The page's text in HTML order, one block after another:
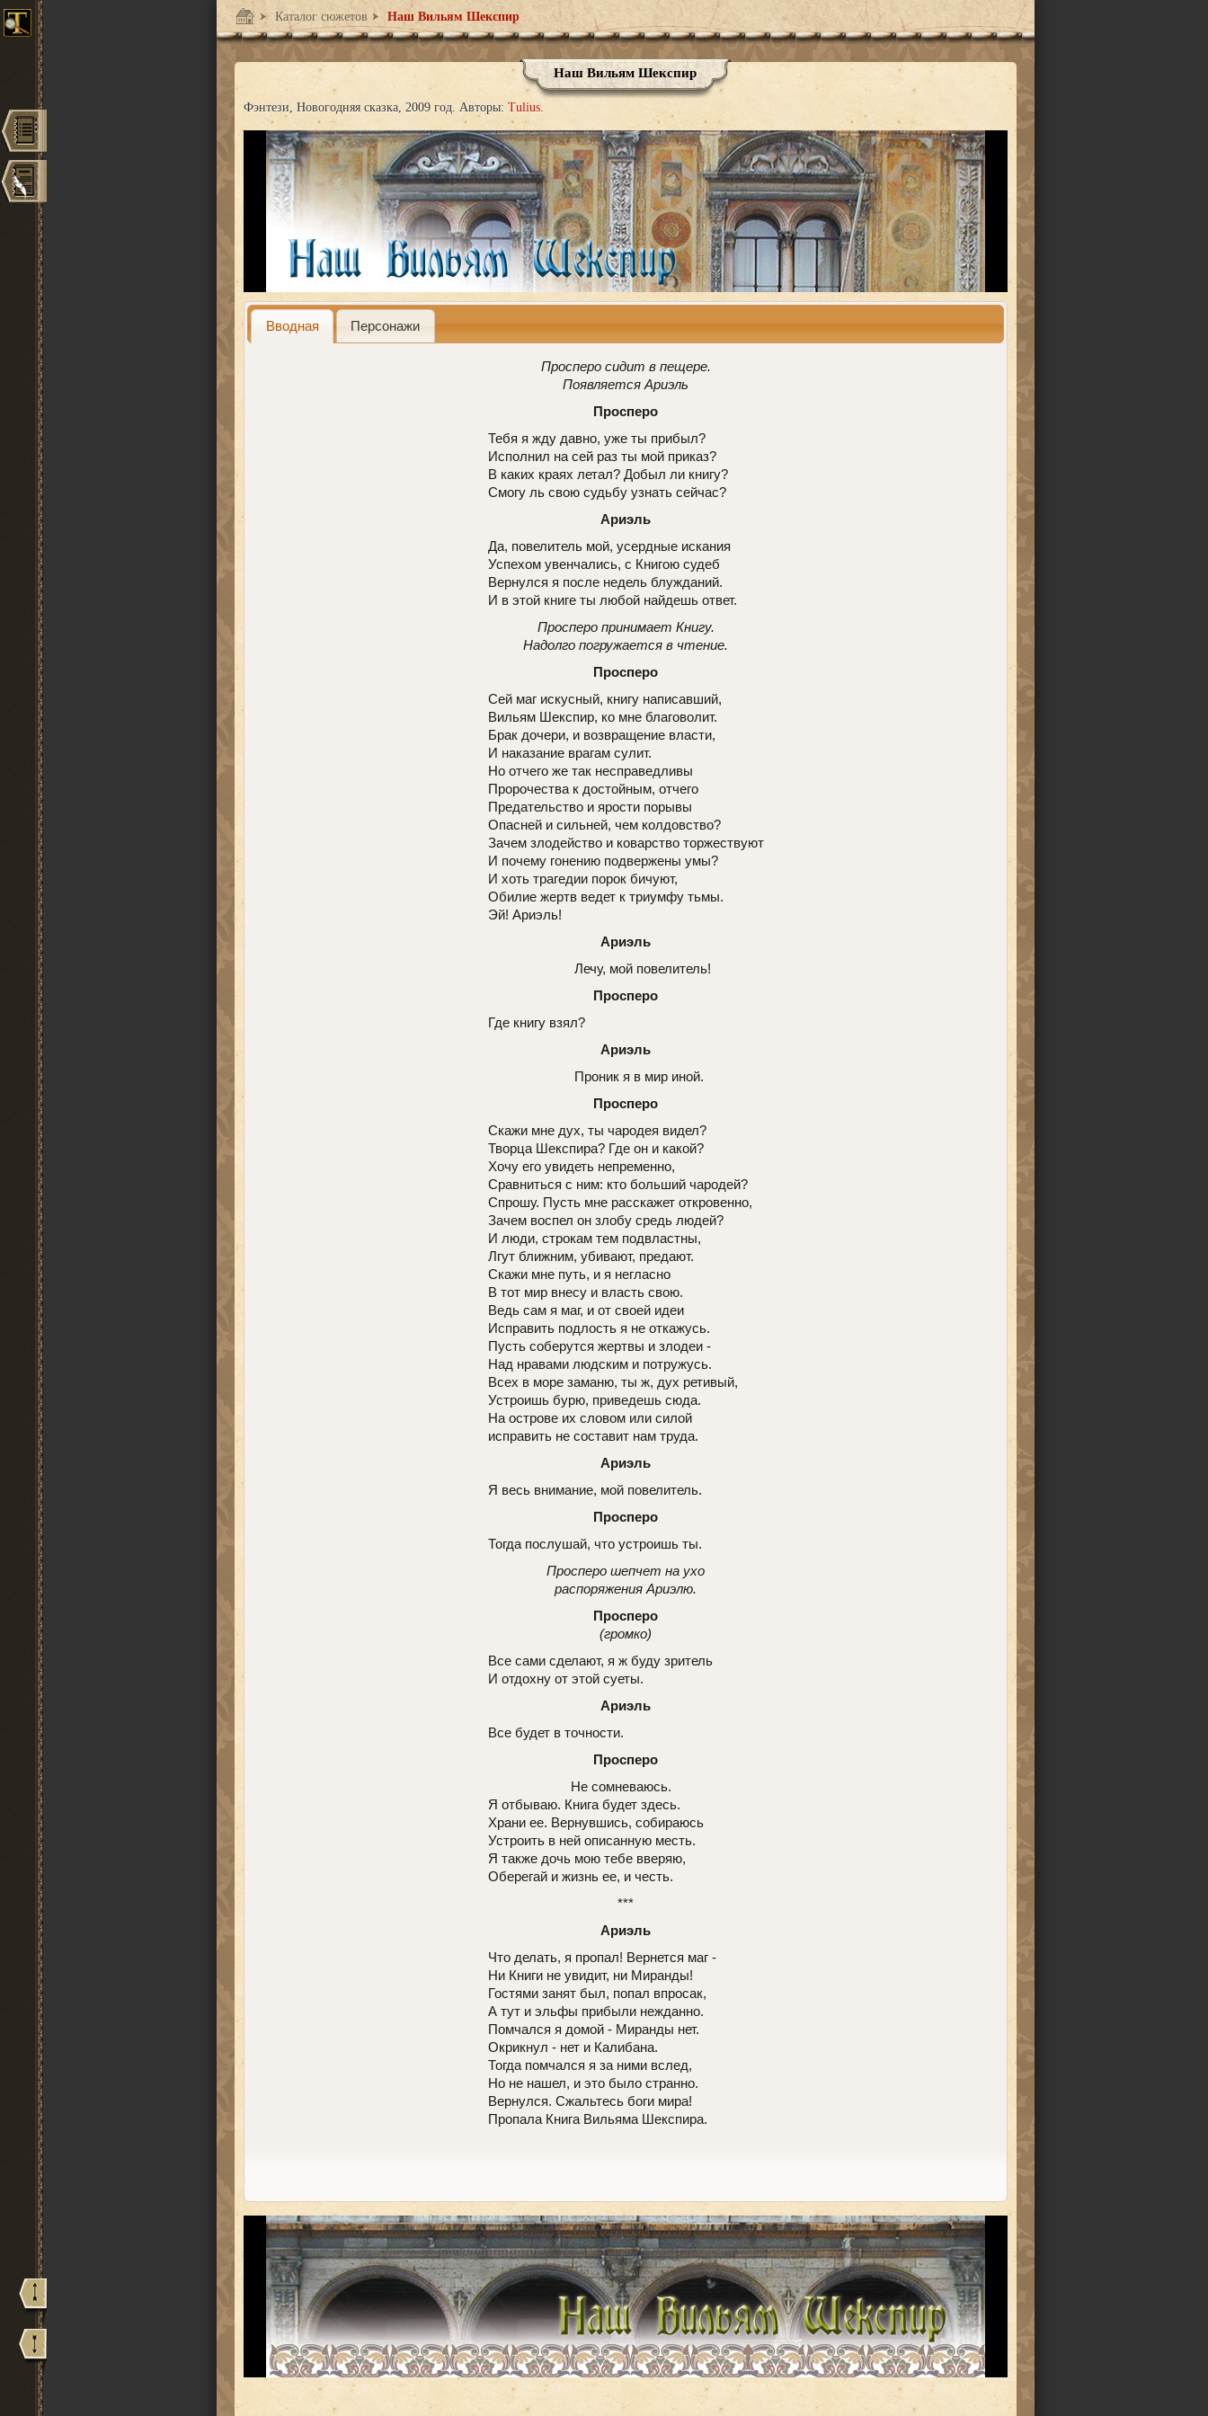
Каталог сюжетов Наш Вильям Шекспир
Наш Вильям Шекспир
Фэнтези Новогодняя сказка 2009 год. Авторы: Tulius
Вводная Персонажи
Просперо сидит в пещере.
Появляется Ариэль
Просперо
Тебя я жду давно, уже ты прибыл?
Исполнил на сей раз ты мой приказ?
В каких краях летал? Добыл ли книгу?
Смогу ль свою судьбу узнать сейчас?
Ариэль
Да, повелитель мой, усердные искания
Успехом увенчались, с Книгою судеб
Вернулся я после недель блужданий.
И в этой книге ты любой найдешь ответ.
Просперо принимает Книгу.
Надолго погружается в чтение.
Просперо
Сей маг искусный, книгу написавший,
Вильям Шекспир, ко мне благоволит.
Брак дочери, и возвращение власти,
И наказание врагам сулит.
Но отчего же так несправедливы
Пророчества к достойным, отчего
Предательство и ярости порывы
Опасней и сильней, чем колдовство?
Зачем злодейство и коварство торжествуют
И почему гонению подвержены умы?
И хоть трагедии порок бичуют,
Обилие жертв ведет к триумфу тьмы.
Эй! Ариэль!
Ариэль
Лечу, мой повелитель!
Просперо
Где книгу взял?
Ариэль
Проник я в мир иной.
Просперо
Скажи мне дух, ты чародея видел?
Творца Шекспира? Где он и какой?
Хочу его увидеть непременно,
Сравниться с ним: кто больший чародей?
Спрошу. Пусть мне расскажет откровенно,
Зачем воспел он злобу средь людей?
И люди, строкам тем подвластны,
Лгут ближним, убивают, предают.
Скажи мне путь, и я негласно
В тот мир внесу и власть свою.
Ведь сам я маг, и от своей идеи
Исправить подлость я не откажусь.
Пусть соберутся жертвы и злодеи -
Над нравами людским и потружусь.
Всех в море заманю, ты ж, дух ретивый,
Устроишь бурю, приведешь сюда.
На острове их словом или силой
исправить не составит нам труда.
Ариэль
Я весь внимание, мой повелитель.
Просперо
Тогда послушай, что устроишь ты.
Просперо шепчет на ухо
распоряжения Ариэлю.
Просперо
(громко)
Все сами сделают, я ж буду зритель
И отдохну от этой суеты.
Ариэль
Все будет в точности.
Просперо
Не сомневаюсь.
Я отбываю. Книга будет здесь.
Храни ее. Вернувшись, собираюсь
Устроить в ней описанную месть.
Я также дочь мою тебе вверяю,
Оберегай и жизнь ее, и честь.
***
Ариэль
Что делать, я пропал! Вернется маг -
Ни Книги не увидит, ни Миранды!
Гостями занят был, попал впросак,
А тут и эльфы прибыли нежданно.
Помчался я домой - Миранды нет.
Окрикнул - нет и Калибана.
Тогда помчался я за ними вслед,
Но не нашел, и это было странно.
Вернулся. Сжальтесь боги мира!
Пропала Книга Вильяма Шекспира.